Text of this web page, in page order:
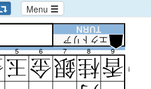
Menu
エクトリア
TURN
5 6 7 8 9
i